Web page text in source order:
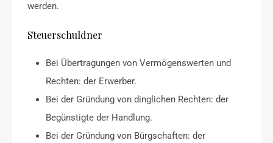
werden.
Steuerschuldner
Bei Übertragungen von Vermögenswerten und
Rechten: der Erwerber.
Bei der Gründung von dinglichen Rechten: der
Begünstigte der Handlung.
Bei der Gründung von Bürgschaften: der